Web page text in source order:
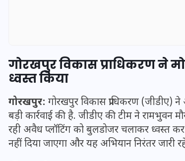
गोरखपुर विकास प्राधिकरण ने
ध्वस्त किया
गोरखपुर: गोरखपुर विकास प्राधिकरण (जीडीए)
बड़ी कार्रवाई की है. जीडीए की टीम ने रामभुवन
रही अवैध प्लॉटिंग को बुलडोजर चलाकर ध्वस्त कर
नहीं दिया जाएगा और यह अभियान निरंतर जारी
30 दिसम्बर 2025